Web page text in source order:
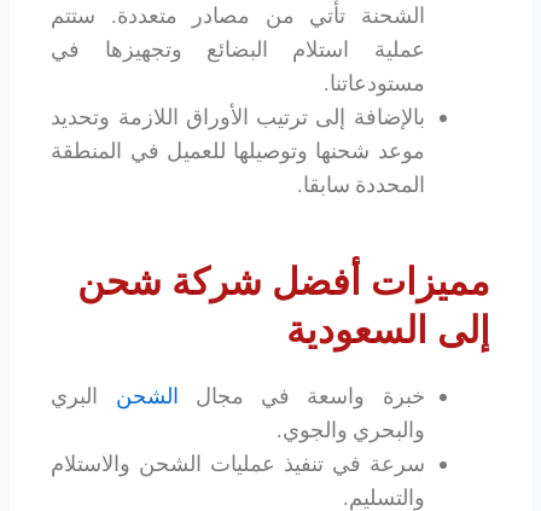
الشحنة تأتي من مصادر متعددة. ستتم
عملية استلام البضائع وتجهيزها في
مستودعاتنا.
بالإضافة إلى ترتيب الأوراق اللازمة وتحديد
موعد شحنها وتوصيلها للعميل في المنطقة
المحددة سابقا.
مميزات أفضل شركة شحن
إلى السعودية
خبرة واسعة في مجال الشحن البري
والبحري والجوي.
سرعة في تنفيذ عمليات الشحن والاستلام
والتسليم.